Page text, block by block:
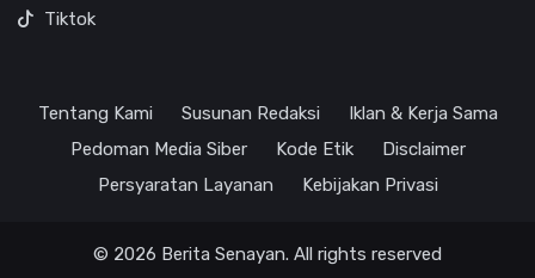
Tiktok
Tentang Kami Susunan Redaksi
Iklan & Kerja Sama
Pedoman Media Siber
Kode Etik
Disclaimer
Persyaratan Layanan
Kebijakan Privasi
© 2026 Berita Senayan. All rights reserved